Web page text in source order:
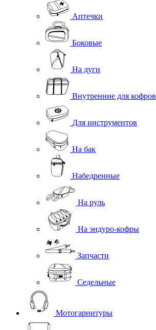
Аптечки
Боковые
На дуги
Внутренние для кофров
Для инструментов
На бак
Набедренные
На руль
На эндуро-кофры
Запчасти
Седельные
Мотогарнитуры